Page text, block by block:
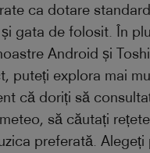
ca dotare
gata de folosit. În
Android și
puteți explora mai
că doriți să
să căutați
preferată. Alegeți